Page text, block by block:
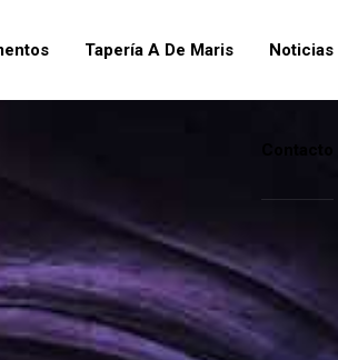
Tapería A De Maris Noticias